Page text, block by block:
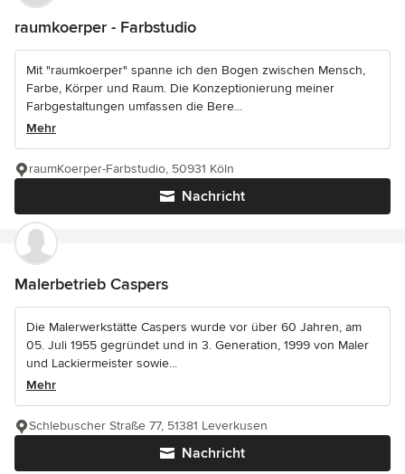
raumkoerper - Farbstudio
Mit "raumkoerper" spanne ich den Bogen zwischen Mensch,
Farbe, Körper und Raum. Die Konzeptionierung meiner
Farbgestaltungen umfassen die Bere...
Mehr
Nachricht
raumKoerper-Farbstudio, 50931 Köln
Malerbetrieb Caspers
Die Malerwerkstätte Caspers wurde vor über 60 Jahren, am
05. Juli 1955 gegründet und in 3. Generation, 1999 von Maler
und Lackiermeister sowie...
Mehr
Nachricht
Schlebuscher Straße 77, 51381 Leverkusen